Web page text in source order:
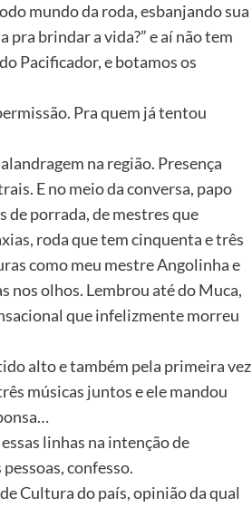
mundo da roda, esbanjando sua
pra brindar a vida?” e aí não tem
Pacificador, e botamos os
Pra quem já tentou
na região. Presença
E no meio da conversa, papo
de porrada, de mestres que
roda que tem cinquenta e três
como meu mestre Angolinha e
nos olhos. Lembrou até do Muca,
que infelizmente morreu
alto e também pela primeira vez
músicas juntos e ele mandou
linhas na intenção de
confesso.
Cultura do país, opinião da qual